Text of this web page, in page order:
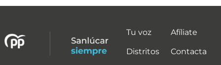
Tu voz
Distritos
Afíliate
Contacta